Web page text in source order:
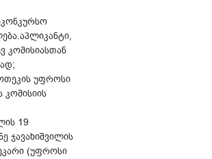
კომისიასთან
უფროსი
კომისიის
19
ჯავახიშვილის
(უფროსი